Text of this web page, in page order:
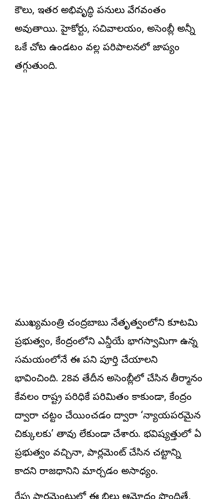
కౌలు, ఇతర అభివృద్ధి పనులు వేగవంతం
అవుతాయి. హైకోర్టు, సచివాలయం, అసెంబ్లీ అన్నీ
ఒకే చోట ఉండటం వల్ల పరిపాలనలో జాప్యం
తగ్గుతుంది.
ముఖ్యమంత్రి చంద్రబాబు నేతృత్వంలోని కూటమి
ప్రభుత్వం, కేంద్రంలోని ఎన్డీయే భాగస్వామిగా ఉన్న
సమయంలోనే ఈ పని పూర్తి చేయాలని
భావించింది. 28వ తేదీన అసెంబ్లీలో చేసిన తీర్మానం
కేవలం రాష్ట్ర పరిధికే పరిమితం కాకుండా, కేంద్రం
ద్వారా చట్టం చేయించడం ద్వారా ‘న్యాయపరమైన
చిక్కులకు’ తావు లేకుండా చేశారు. భవిష్యత్తులో ఏ
ప్రభుత్వం వచ్చినా, పార్లమెంట్ చేసిన చట్టాన్ని
కాదని రాజధానిని మార్చడం అసాధ్యం.